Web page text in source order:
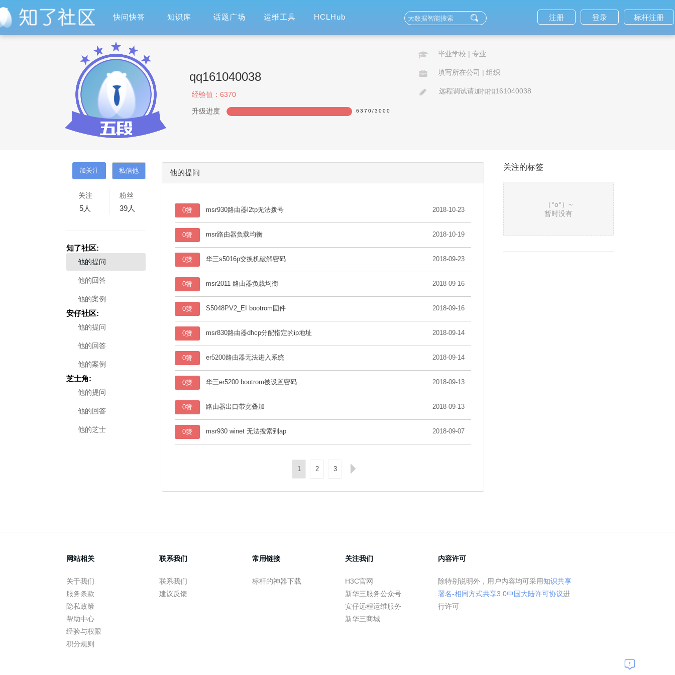
快问快答 知识库 话题广场 运维工具 HCLHub 标杆注册
登录
注册
qq161040038
经验值： 6370
升级进度 6370/3000
毕业学校 | 专业
填写所在公司 | 组织
远程调试请加扣扣161040038
关注
5人
粉丝
39人
知了社区:
他的提问
他的回答
他的案例
安仔社区:
他的提问
他的回答
他的案例
芝士角:
他的提问
他的回答
他的芝士
他的提问
0赞 msr930路由器l2tp无法拨号 2018-10-23
0赞 msr路由器负载均衡 2018-10-19
0赞 华三s5016p交换机破解密码 2018-09-23
0赞 msr2011 路由器负载均衡 2018-09-16
0赞 S5048PV2_EI bootrom固件 2018-09-16
0赞 msr830路由器dhcp分配指定的ip地址 2018-09-14
0赞 er5200路由器无法进入系统 2018-09-14
0赞 华三er5200 bootrom被设置密码 2018-09-13
0赞 路由器出口带宽叠加 2018-09-13
0赞 msr930 winet 无法搜索到ap 2018-09-07
1 2 3
关注的标签
（°ο°）~
暂时没有
网站相关
关于我们
服务条款
隐私政策
帮助中心
经验与权限
积分规则
联系我们
联系我们
建议反馈
常用链接
标杆的神器下载
关注我们
H3C官网
新华三服务公众号
安仔远程运维服务
新华三商城
内容许可
除特别说明外，用户内容均可采用知识共享
署名-相同方式共享3.0中国大陆许可协议进
行许可